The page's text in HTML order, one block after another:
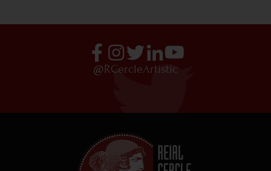
@RCercleArtistic